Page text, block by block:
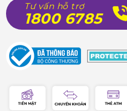
Tư vấn hỗ trợ
1800 6785